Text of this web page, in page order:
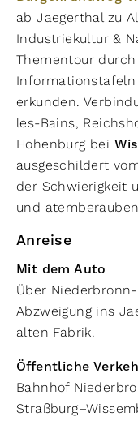
ab Jaegerthal zu
Industriekultur &
Thementour
erkunden.
les-Bains,
Hohenburg bei
ausgeschildert
der Schwierigkeit
und
Anreise
Mit dem Auto
Über
Abzweigung ins
alten Fabrik.
Öffentliche
Bahnhof